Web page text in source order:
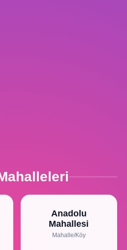
Anadolu
Mahallesi
Mahalle/Köy